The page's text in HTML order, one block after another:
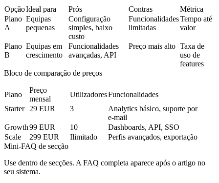
OpçãoIdeal para Prós Contras
Métrica
Plano
A
Equipas
pequenas
Configuração
simples, baixo
custo
Funcionalidades
limitadas
Tempo até
valor
Plano
B
Equipas em
crescimento
Funcionalidades
avançadas, API
Preço mais alto Taxa de
uso de
features
Bloco de comparação de preços
Plano
Preço
mensal
UtilizadoresFuncionalidades
Starter
29 EUR 3
Analytics básico, suporte por
e‑mail
Growth99 EUR 10
Dashboards, API, SSO
Scale
299 EUR Ilimitado
Perfis avançados, exportação
Mini‑FAQ de secção
Use dentro de secções. A FAQ completa aparece após o artigo no
seu sistema.